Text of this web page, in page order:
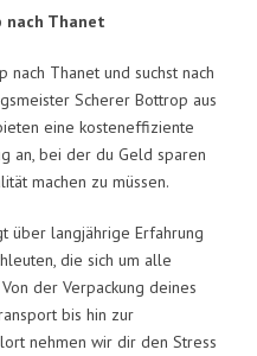
nach Thanet
Thanet und suchst nach
Scherer Bottrop aus
eine kosteneffiziente
an, bei der du Geld sparen
machen zu müssen.
über langjährige Erfahrung
die sich um alle
der Verpackung deines
bis hin zur
nehmen wir dir den Stress